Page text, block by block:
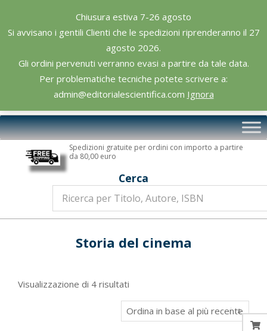
Chiusura estiva 7-26 agosto
Si avvisano i gentili Clienti che le spedizioni riprenderanno il 27
agosto 2026.
Gli ordini pervenuti verranno evasi a partire da tale data.
Per problematiche tecniche potete scrivere a:
admin@editorialescientifica.com Ignora
content
Editoriale
Scientifica
Primary
Navigation
Spedizioni gratuite per ordini con importo a partire
da 80,00 euro
Cerca
Storia del cinema
Visualizzazione di 4 risultati
in
base